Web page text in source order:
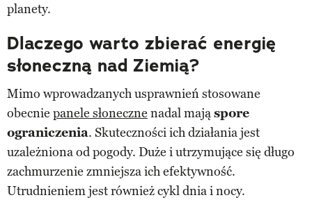
planety.
Dlaczego warto zbierać energię
słoneczną nad Ziemią?
Mimo wprowadzanych usprawnień stosowane
obecnie panele słoneczne nadal mająspore
ograniczenia. Skuteczności ich działania jest
uzależniona od pogody. Duże i utrzymujące się długo
zachmurzenie zmniejsza ich efektywność.
Utrudnieniem jest również cykl dnia i nocy.